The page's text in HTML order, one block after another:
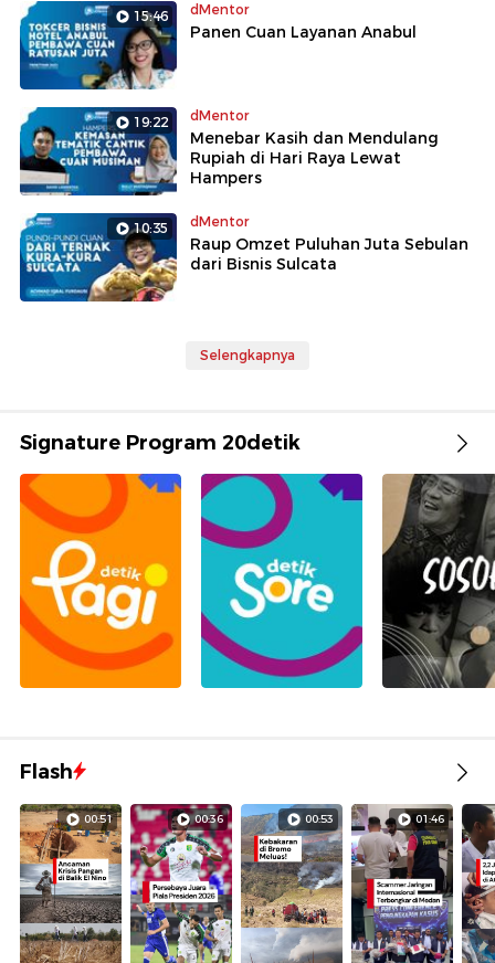
15:46 dMentor
Panen Cuan Layanan Anabul
19:22 dMentor
Menebar Kasih dan Mendulang
Rupiah di Hari Raya Lewat
Hampers
10:35 dMentor
Raup Omzet Puluhan Juta Sebulan
dari Bisnis Sulcata
Selengkapnya
Signature Program 20detik
Flash
00:51 00:36 00:53 01:46